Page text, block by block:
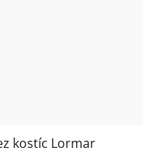
kostíc Lormar